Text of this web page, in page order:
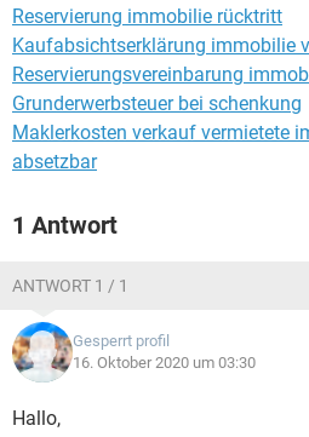
Reservierung immobilie rücktritt
Kaufabsichtserklärung immobilie
Reservierungsvereinbarung
Grunderwerbsteuer bei schenkung
Maklerkosten verkauf vermietete
absetzbar
1 Antwort
ANTWORT 1 / 1
Gesperrt profil
16. Oktober 2020 um 03:30
Hallo,